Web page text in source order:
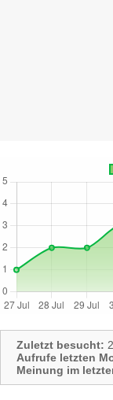
Zuletzt besucht:
Aufrufe letzten
Meinung im